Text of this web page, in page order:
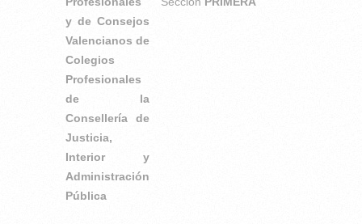
y de Consejos
Valencianos de
Colegios
Profesionales
de la
Consellería de
Justicia,
Interior y
Administración
Pública